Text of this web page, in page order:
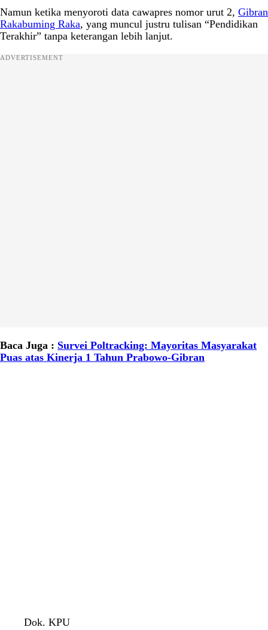
Namun ketika menyoroti data cawapres nomor urut 2, Gibran
Rakabuming Raka, yang muncul justru tulisan “Pendidikan
Terakhir” tanpa keterangan lebih lanjut.
ADVERTISEMENT
Baca Juga : Survei Poltracking: Mayoritas Masyarakat
Puas atas Kinerja 1 Tahun Prabowo-Gibran
Dok. KPU